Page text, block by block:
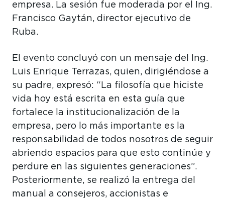
empresa. La sesión fue moderada por el Ing.
Francisco Gaytán, director ejecutivo de
Ruba.
El evento concluyó con un mensaje del Ing.
Luis Enrique Terrazas, quien, dirigiéndose a
su padre, expresó: “La filosofía que hiciste
vida hoy está escrita en esta guía que
fortalece la institucionalización de la
empresa, pero lo más importante es la
responsabilidad de todos nosotros de seguir
abriendo espacios para que esto continúe y
perdure en las siguientes generaciones”.
Posteriormente, se realizó la entrega del
manual a consejeros, accionistas e